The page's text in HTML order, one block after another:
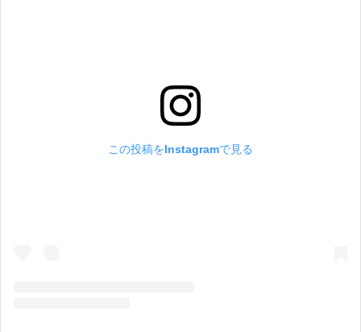
この投稿をInstagramで見る